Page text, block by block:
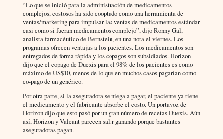
“Lo que se inició para la administración de medicamentos
complejos, costosos ha sido cooptado como una herramienta de
ventas/marketing para impulsar las ventas de medicamentos estándar
casi como si fueran medicamentos complejo”, dijo Ronny Gal,
analista farmacéutico de Bernstein, en una nota el viernes. Los
programas ofrecen ventajas a los pacientes. Los medicamentos son
entregados de forma rápida y los copagos son subsidiados. Horizon
dijo que el copago de Duexis para el 98% de los pacientes es como
máximo de US$10, menos de lo que en muchos casos pagarían como
co-pago de un genérico.
Por otra parte, si la aseguradora se niega a pagar, el paciente ya tiene
el medicamento y el fabricante absorbe el costo. Un portavoz de
Horizon dijo que esto pasó por un gran número de recetas Duexis. Aún
así, Horizon y Valeant parecen salir ganando porque bastantes
aseguradoras pagan.